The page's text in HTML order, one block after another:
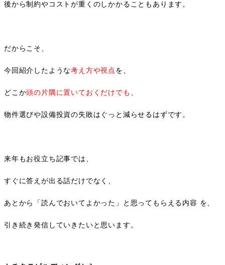
後から制約やコストが重くのしかかることもあります。
だからこそ、
今回紹介したような考え方や視点 を、
どこか頭の片隅に置いておくだけでも 、
物件選びや設備投資の失敗はぐっと減らせるはずです。
来年もお役立ち記事では、
すぐに答えが出る話だけでなく、
あとから「読んでおいてよかった」と思ってもらえる内容 を、
引き続き発信していきたいと思います。